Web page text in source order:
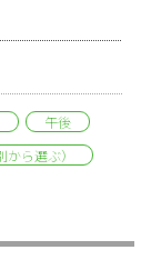
午後
ら選ぶ）